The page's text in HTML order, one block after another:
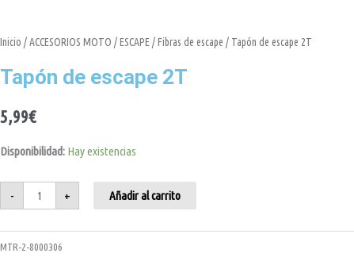
Inicio /ACCESORIOS MOTO /ESCAPE/Fibras de escape / Tapón de escape 2T
Tapón de escape 2T
5,99€
Disponibilidad: Hay existencias
-
Tapón
de
2T
cantidad
+ Añadir al carrito
MTR-2-8000306